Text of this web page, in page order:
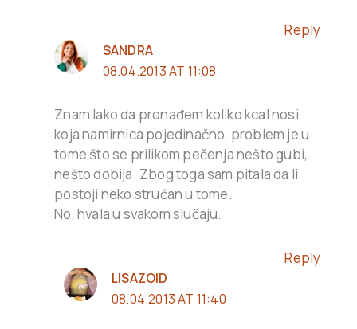
Reply
SANDRA
08.04.2013 AT 11:08
Znam lako da pronađem koliko kcal nosi
koja namirnica pojedinačno, problem je u
tome što se prilikom pečenja nešto gubi,
nešto dobija. Zbog toga sam pitala da li
postoji neko stručan u tome.
No, hvala u svakom slučaju.
Reply
LISAZOID
08.04.2013 AT 11:40